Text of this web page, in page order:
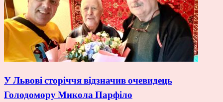
У Львові сторіччя відзначив очевидець
Голодомору Микола Парфіло